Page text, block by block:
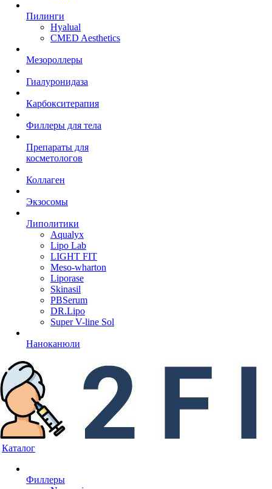
Пилинги
Hyalual
CMED Aesthetics
Мезороллеры
Гиалуронидаза
Карбокситерапия
Филлеры для тела
Препараты для
косметологов
Коллаген
Экзосомы
Липолитики
Aqualyx
Lipo Lab
LIGHT FIT
Meso-wharton
Liporase
Skinasil
PBSerum
DR.Lipo
Super V-line Sol
Наноканюли
Каталог
Филлеры